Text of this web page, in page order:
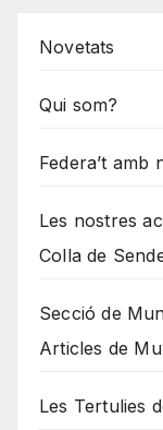
Novetats
Qui som?
Federa’t amb
Les nostres
Colla de
Secció de
Articles de
Les Tertulies